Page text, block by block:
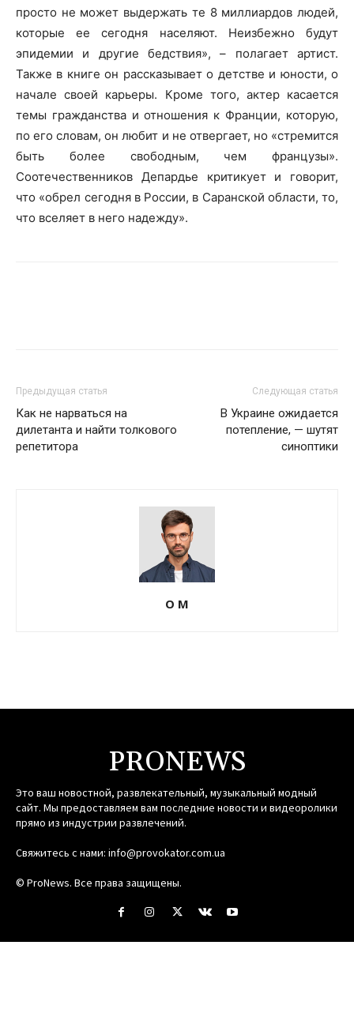
просто не может выдержать те 8 миллиардов людей,
которые ее сегодня населяют. Неизбежно будут
эпидемии и другие бедствия», – полагает артист.
Также в книге он рассказывает о детстве и юности, о
начале своей карьеры. Кроме того, актер касается
темы гражданства и отношения к Франции, которую,
по его словам, он любит и не отвергает, но «стремится
быть более свободным, чем французы».
Соотечественников Депардье критикует и говорит,
что «обрел сегодня в России, в Саранской области, то,
что вселяет в него надежду».
Предыдущая статья
Как не нарваться на
дилетанта и найти толкового
репетитора
Следующая статья
В Украине ожидается
потепление, — шутят
синоптики
О М
PRONEWS
Это ваш новостной, развлекательный, музыкальный модный
сайт. Мы предоставляем вам последние новости и видеоролики
прямо из индустрии развлечений.
Свяжитесь с нами: info@provokator.com.ua
© ProNews. Все права защищены.